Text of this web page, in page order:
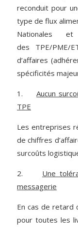
reconduit pour
type de flux
Nationales
des TPE/PME/
d’affaires
spécificités
1.Aucun
TPE
Les entreprises
de chiffres
surcoûts
2. Une
messagerie
En cas de retard
pour toutes les